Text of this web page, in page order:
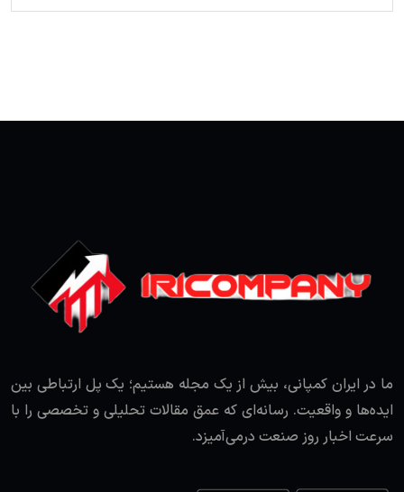
ما در ایران کمپانی، بیش از یک مجله هستیم؛ یک پل ارتباطی بین
ایده‌ها و واقعیت. رسانه‌ای که عمق مقالات تحلیلی و تخصصی را با
سرعت اخبار روز صنعت درمی‌آمیزد.